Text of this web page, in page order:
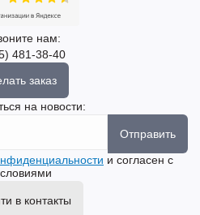
нам:
481-38-40
заказ
на новости:
Отправить
и согласен с
в контакты